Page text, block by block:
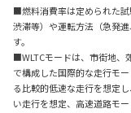
■燃料消費率は定められた試
渋滞等）や運転方法（急発
す。
■WLTCモードは、市街地、
で構成した国際的な走行モ
る比較的低速な走行を想定
い走行を想定、高速道路モ